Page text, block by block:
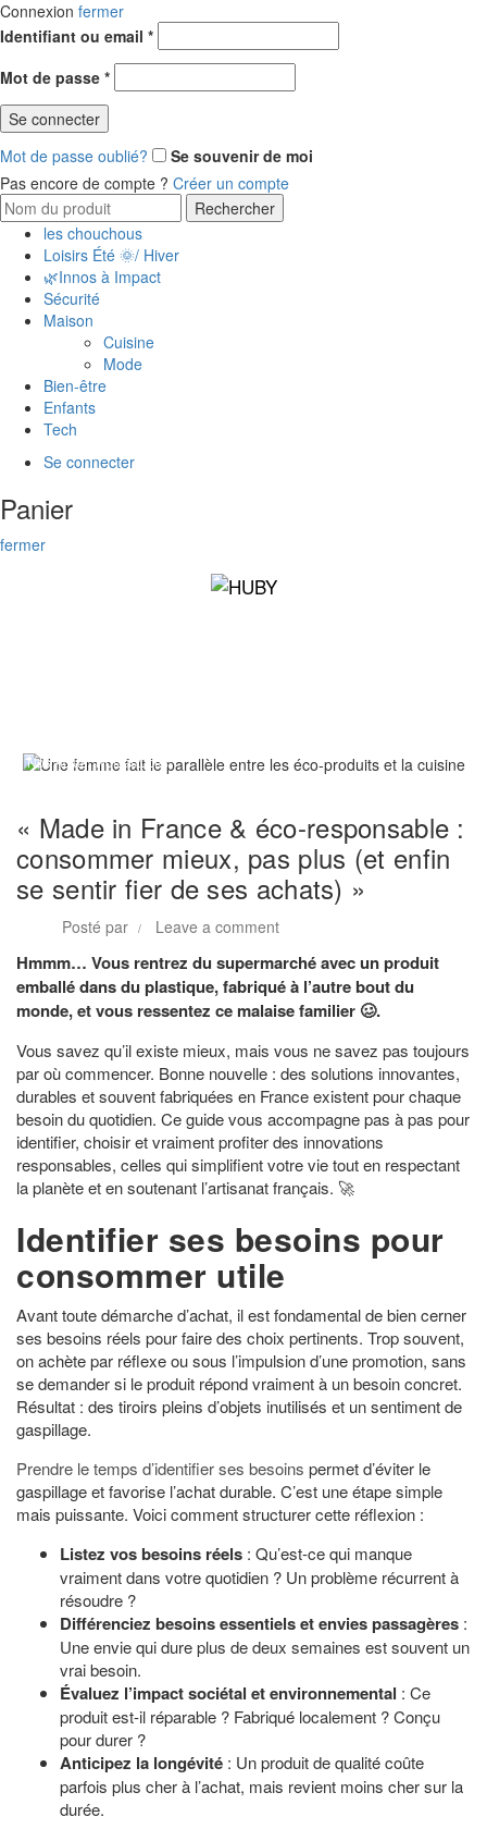
Connexion fermer
Identifiant ou email *Obligatoire
Mot de passe *Obligatoire
Se connecter
Mot de passe oublié?
Se souvenir de moi
Pas encore de compte ? Créer un compte
Search
for:
Rechercher
les chouchous
Loisirs Été 🌞/ Hiver
🌿Innos à Impact
Sécurité
Maison
Cuisine
Mode
Bien-être
Enfants
Tech
Se connecter
Panier
fermer
Nos Actus,Nos astuces
« Made in France & éco-responsable :
consommer mieux, pas plus (et enfin
se sentir fier de ses achats) »
Posté par Leave a comment
Hmmm… Vous rentrez du supermarché avec un produit
emballé dans du plastique, fabriqué à l’autre bout du
monde, et vous ressentez ce malaise familier 🥴.
Vous savez qu’il existe mieux, mais vous ne savez pas toujours
par où commencer. Bonne nouvelle : des solutions innovantes,
durables et souvent fabriquées en France existent pour chaque
besoin du quotidien. Ce guide vous accompagne pas à pas pour
identifier, choisir et vraiment profiter des innovations
responsables, celles qui simplifient votre vie tout en respectant
la planète et en soutenant l’artisanat français. 🚀
Identifier ses besoins pour
consommer utile
Avant toute démarche d’achat, il est fondamental de bien cerner
ses besoins réels pour faire des choix pertinents. Trop souvent,
on achète par réflexe ou sous l’impulsion d’une promotion, sans
se demander si le produit répond vraiment à un besoin concret.
Résultat : des tiroirs pleins d’objets inutilisés et un sentiment de
gaspillage.
Prendre le temps d’identifier ses besoins permet d’éviter le
gaspillage et favorise l’achat durable. C’est une étape simple
mais puissante. Voici comment structurer cette réflexion :
Listez vos besoins réels : Qu’est-ce qui manque
vraiment dans votre quotidien ? Un problème récurrent à
résoudre ?
Différenciez besoins essentiels et envies passagères :
Une envie qui dure plus de deux semaines est souvent un
vrai besoin.
Évaluez l’impact sociétal et environnemental : Ce
produit est-il réparable ? Fabriqué localement ? Conçu
pour durer ?
Anticipez la longévité : Un produit de qualité coûte
parfois plus cher à l’achat, mais revient moins cher sur la
durée.